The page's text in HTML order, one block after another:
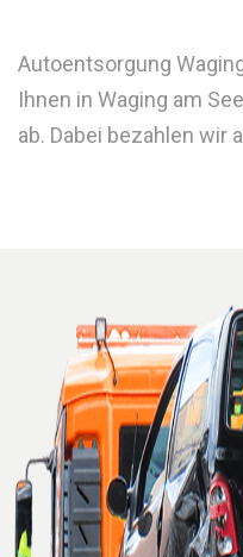
Autoentsorgung
Ihnen in Waging am
ab. Dabei bezahlen wir